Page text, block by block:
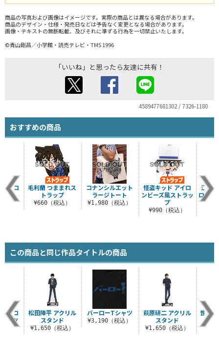
商品の写真および画像はイメージです。実際の商品とは異なる場合があります。
商品のデザイン・仕様・発売日などは予告なく変更となる場合があります。
画像・テキストの無断転載、及びそれに準ずる行為を一切禁止いたします。
©青山剛昌／小学館・読売テレビ・TMS 1996
「いいね」と思ったら友達に共有！
4589477681302 / 7326-1180
おすすめの商品
コナンシルエット
ラージトート
¥1,980（税込）
怪盗キッド アイロ
ンビーズ風ストラッ
プ
¥990（税込）
江戸
ロンビ
リコ
ス
込）
毛利蘭 つままれス
トラップ
¥660（税込）
この商品と同じ作品タイトルの商品
バーローTシャツ
¥3,190（税込）
萩原研二 アクリル
スタンド
¥1,650（税込）
世良
イコ
ャツ
込）
松田陣平 アクリル
スタンド
¥1,650（税込）